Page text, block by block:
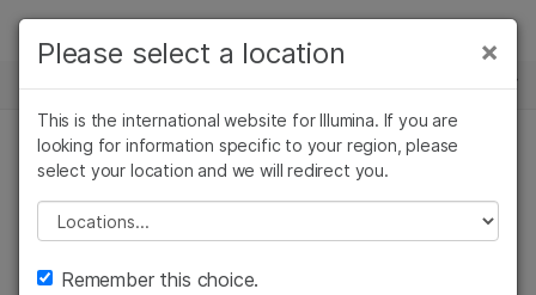
Skip to content
솔루션
학습
회사
지원
뉴스 센터
보도 자료
Illumina to
×
Please select a location
This is the international website for Illumina. If you are
looking for information specific to your region, please
select your location and we will redirect you.
Please select a location
Remember this choice.
×
암 연구
미생물학 연구
농업유전체학 연구
복합 질환 연구
임상 종양학 연구
생식 보건 연구
연구